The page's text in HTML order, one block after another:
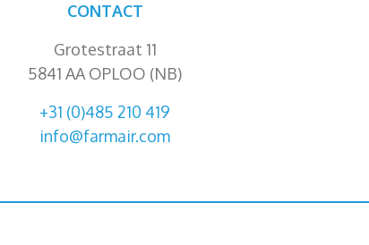
CONTACT
Grotestraat 11
5841 AA OPLOO (NB)
+31 (0)485 210 419
info@farmair.com